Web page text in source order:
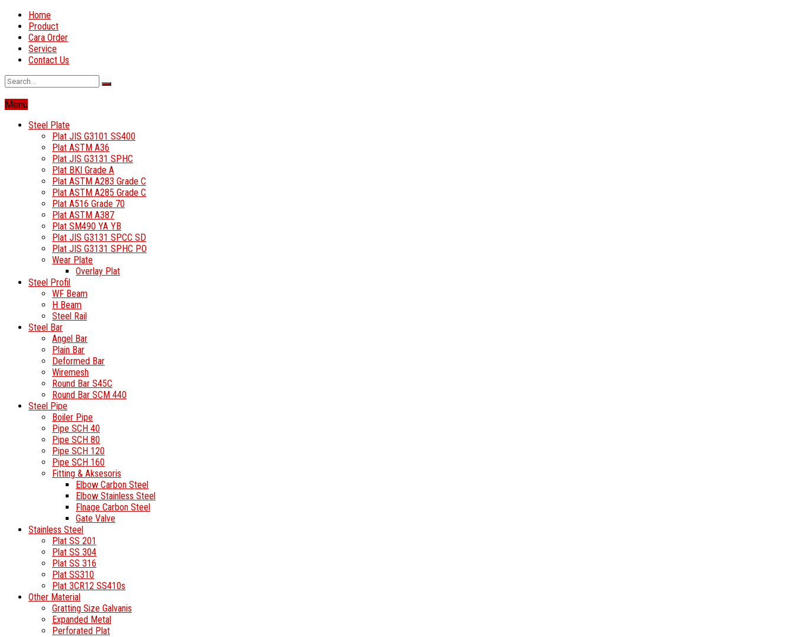
Home
Product
Cara Order
Service
Contact Us
Menu
Steel Plate
Plat JIS G3101 SS400
Plat ASTM A36
Plat JIS G3131 SPHC
Plat BKI Grade A
Plat ASTM A283 Grade C
Plat ASTM A285 Grade C
Plat A516 Grade 70
Plat ASTM A387
Plat SM490 YA YB
Plat JIS G3131 SPCC SD
Plat JIS G3131 SPHC PO
Wear Plate
Overlay Plat
Steel Profil
WF Beam
H Beam
Steel Rail
Steel Bar
Angel Bar
Plain Bar
Deformed Bar
Wiremesh
Round Bar S45C
Round Bar SCM 440
Steel Pipe
Boiler Pipe
Pipe SCH 40
Pipe SCH 80
Pipe SCH 120
Pipe SCH 160
Fitting & Aksesoris
Elbow Carbon Steel
Elbow Stainless Steel
Flnage Carbon Steel
Gate Valve
Stainless Steel
Plat SS 201
Plat SS 304
Plat SS 316
Plat SS310
Plat 3CR12 SS410s
Other Material
Gratting Size Galvanis
Expanded Metal
Perforated Plat